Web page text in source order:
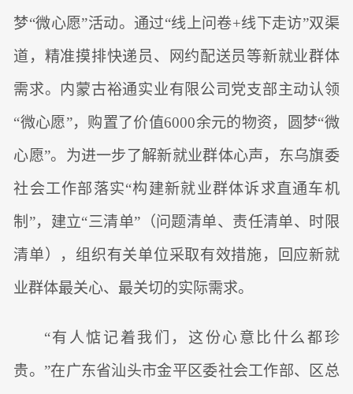
梦“微心愿”活动。通过“线上问卷+线下走访”双渠
道，精准摸排快递员、网约配送员等新就业群体
需求。内蒙古裕通实业有限公司党支部主动认领
“微心愿”，购置了价值6000余元的物资，圆梦“微
心愿”。为进一步了解新就业群体心声，东乌旗委
社会工作部落实“构建新就业群体诉求直通车机
制”，建立“三清单”（问题清单、责任清单、时限
清单），组织有关单位采取有效措施，回应新就
业群体最关心、最关切的实际需求。
“有人惦记着我们，这份心意比什么都珍
贵。”在广东省汕头市金平区委社会工作部、区总